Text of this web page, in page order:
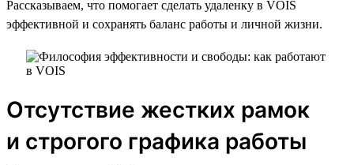
Рассказываем, что помогает сделать удаленку в VOIS
эффективной и сохранять баланс работы и личной жизни.
Отсутствие жестких рамок
и строгого графика работы